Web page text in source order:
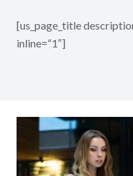
[us_page_title
inline=“1″]